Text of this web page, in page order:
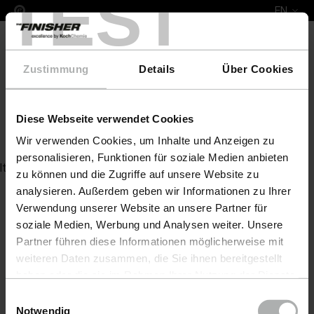
TEST
Zustimmung Details Über Cookies
Diese Webseite verwendet Cookies
Wir verwenden Cookies, um Inhalte und Anzeigen zu
personalisieren, Funktionen für soziale Medien anbieten
zu können und die Zugriffe auf unsere Website zu
analysieren. Außerdem geben wir Informationen zu Ihrer
Verwendung unserer Website an unsere Partner für
soziale Medien, Werbung und Analysen weiter. Unsere
Partner führen diese Informationen möglicherweise mit
weiteren Daten zusammen, die Sie ihnen bereitgestellt
Einstellungen zu den Cookies finden Sie unter
Notwendig
EN
Protect Dry & Care
Item not found